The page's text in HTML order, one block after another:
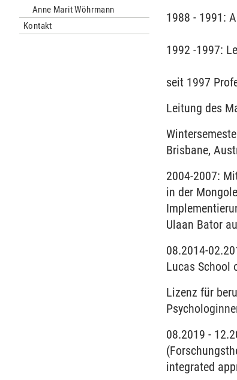
Anne Marit Wöhrmann
Kontakt
1988 - 1991:
1992 -1997:
seit 1997
Leitung des
Brisbane,
2004-2007:
in der
Ulaan Bator
08.2014-
Lucas School
Lizenz für
08.2019 -
integrated